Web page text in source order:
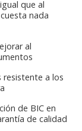
que al
nada
al
resistente a los
de BIC en
de calidad